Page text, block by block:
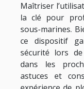
Maîtriser
la clé pour
sous-marines.
ce dispositif
sécurité lors de
dans les
astuces et